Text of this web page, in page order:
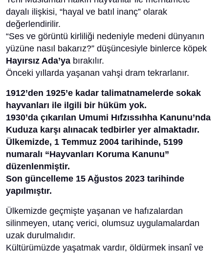
dayalı ilişkisi, “hayal ve batıl inanç” olarak
değerlendirilir.
“Ses ve görüntü kirliliği nedeniyle medeni dünyanın
yüzüne nasıl bakarız?” düşüncesiyle binlerce köpek
Hayırsız Ada’ya bırakılır.
Önceki yıllarda yaşanan vahşi dram tekrarlanır.
1912’den 1925’e kadar talimatnamelerde sokak
hayvanları ile ilgili bir hüküm yok.
1930’da çıkarılan Umumi Hıfzıssıhha Kanunu’nda
Kuduza karşı alınacak tedbirler yer almaktadır.
Ülkemizde, 1 Temmuz 2004 tarihinde, 5199
numaralı “Hayvanları Koruma Kanunu”
düzenlenmiştir.
Son güncelleme 15 Ağustos 2023 tarihinde
yapılmıştır.
Ülkemizde geçmişte yaşanan ve hafızalardan
silinmeyen, utanç verici, olumsuz uygulamalardan
uzak durulmalıdır.
Kültürümüzde yaşatmak vardır, öldürmek insanî ve